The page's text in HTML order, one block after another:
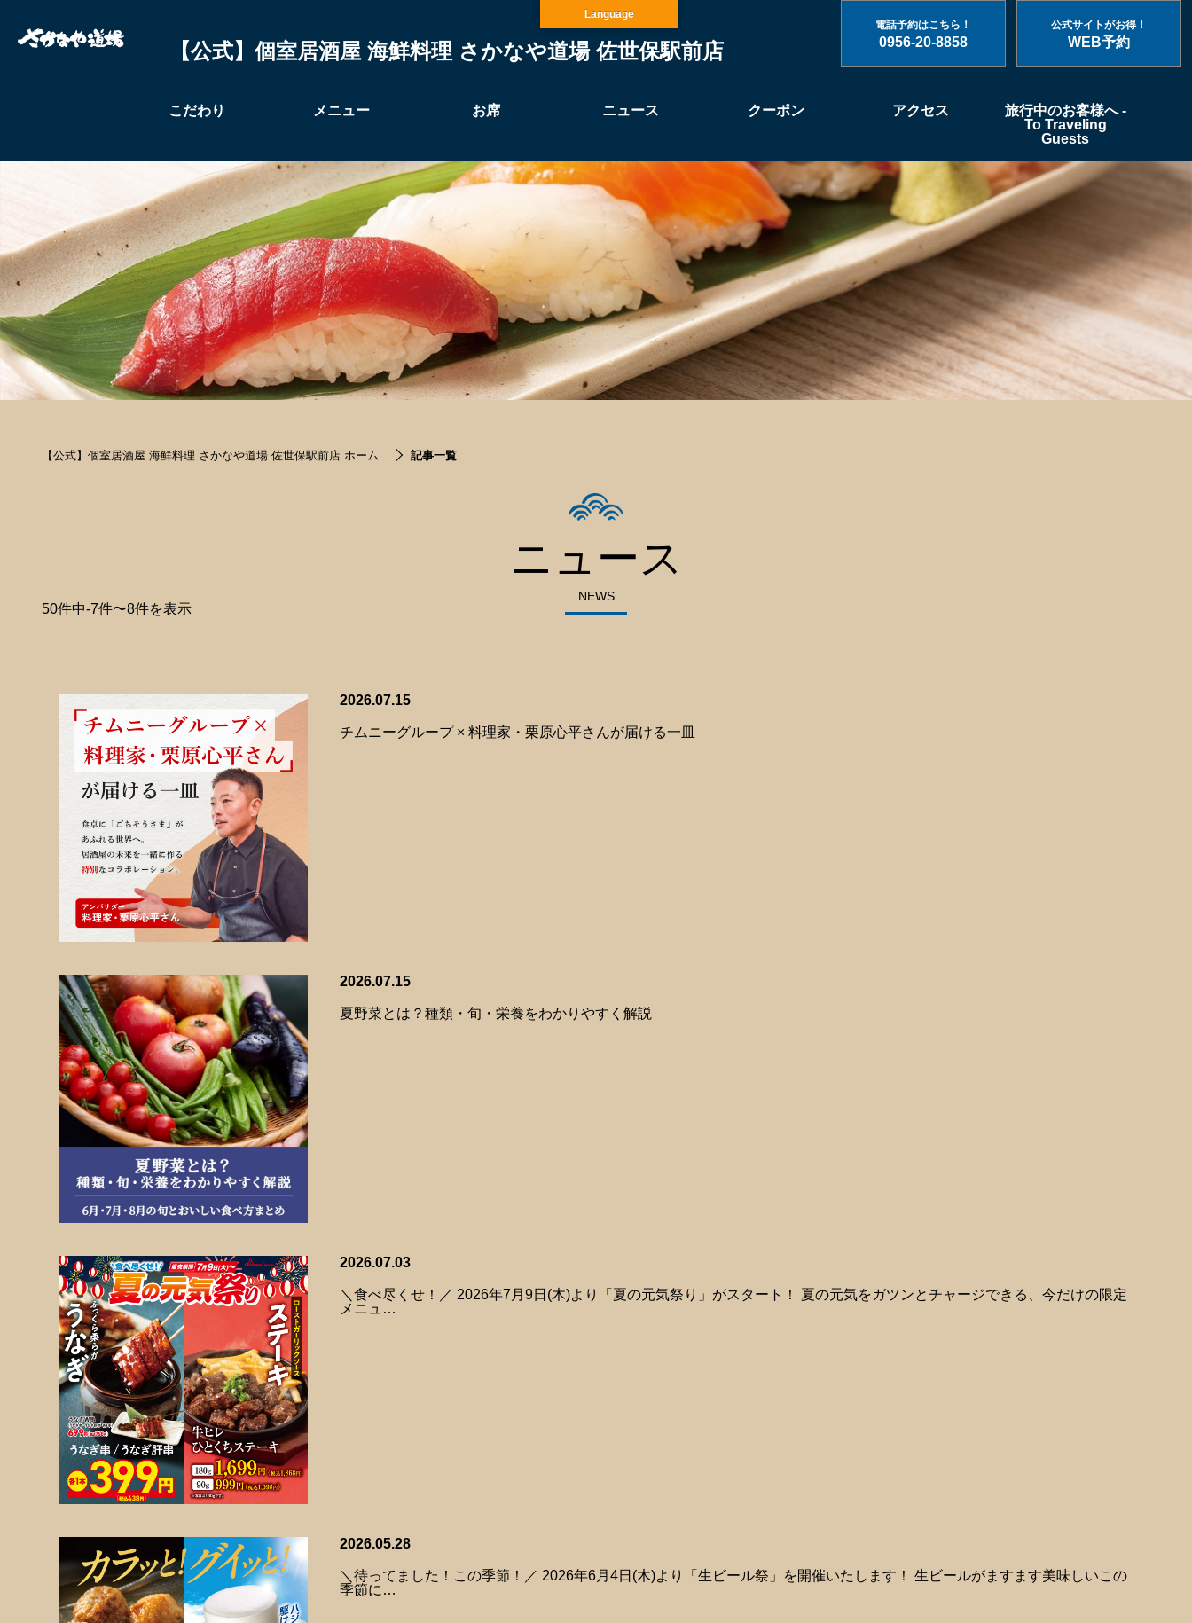
【公式】個室居酒屋 海鮮料理 さかなや道場 佐世保駅前店
電話予約はこちら！
0956-20-8858
公式サイトがお得！
WEB予約
こだわり メニュー お席 ニュース クーポン アクセス
旅行中のお客様へ -
To Traveling
Guests
【公式】個室居酒屋 海鮮料理 さかなや道場 佐世保駅前店 ホーム 記事一覧
ニュース
NEWS
50件中-7件〜8件を表示
2026.07.15
チムニーグループ × 料理家・栗原心平さんが届ける一皿
2026.07.15
夏野菜とは？種類・旬・栄養をわかりやすく解説
2026.07.03
＼食べ尽くせ！／ 2026年7月9日(木)より「夏の元気祭り」がスタート！ 夏の元気をガツンとチャージできる、今だけの限定
メニュ…
2026.05.28
＼待ってました！この季節！／ 2026年6月4日(木)より「生ビール祭」を開催いたします！ 生ビールがますます美味しいこの
季節に…
Language